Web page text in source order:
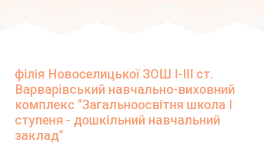
філія Новоселицької ЗОШ І-ІІІ ст.
Варварівський навчально-виховний
комплекс "Загальноосвітня школа І
ступеня - дошкільний навчальний
заклад"